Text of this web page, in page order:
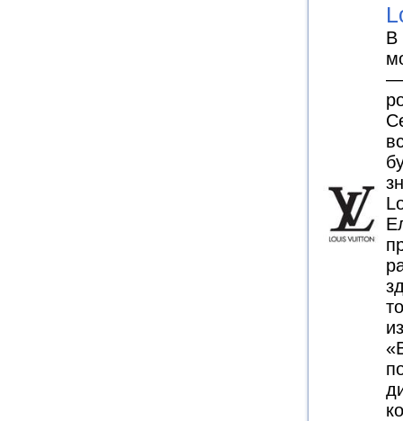
В
—